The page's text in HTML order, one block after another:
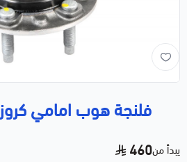
فلنجة هوب امامي كروز 15/11⭐⭐⭐
يبدأ من460